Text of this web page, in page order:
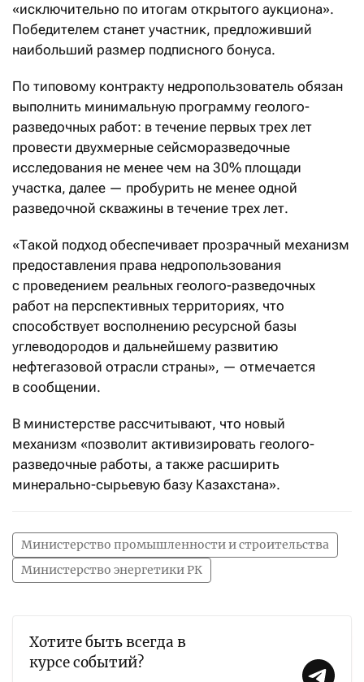
«исключительно по итогам открытого аукциона».
Победителем станет участник, предложивший
наибольший размер подписного бонуса.
По типовому контракту недропользователь обязан
выполнить минимальную программу геолого-
разведочных работ: в течение первых трех лет
провести двухмерные сейсморазведочные
исследования не менее чем на 30% площади
участка, далее — пробурить не менее одной
разведочной скважины в течение трех лет.
«Такой подход обеспечивает прозрачный механизм
предоставления права недропользования
с проведением реальных геолого-разведочных
работ на перспективных территориях, что
способствует восполнению ресурсной базы
углеводородов и дальнейшему развитию
нефтегазовой отрасли страны», — отмечается
в сообщении.
В министерстве рассчитывают, что новый
механизм «позволит активизировать геолого-
разведочные работы, а также расширить
минерально-сырьевую базу Казахстана».
Министерство промышленности и строительства
Министерство энергетики РК
Хотите быть всегда в
курсе событий?